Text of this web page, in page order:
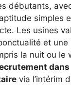
débutants,
simples
Les usines
et
la nuit ou le
dans
via l’intérim